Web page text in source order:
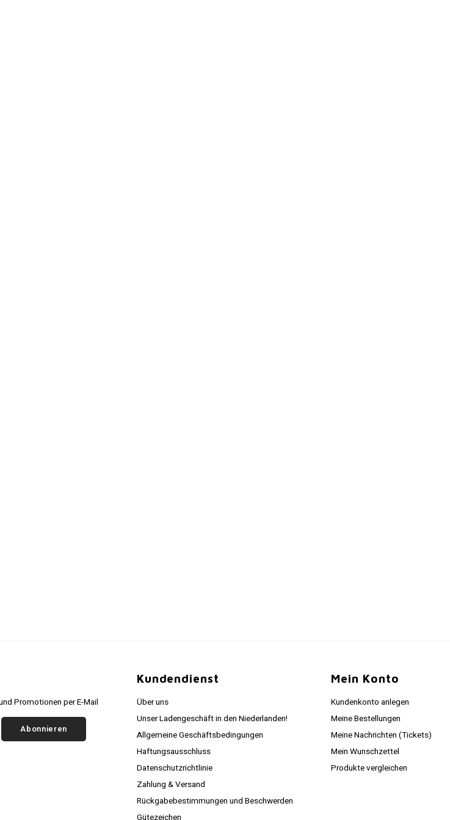
Promotionen per E-Mail
Abonnieren
Kundendienst
Über uns
Unser Ladengeschäft in den Niederlanden!
Allgemeine Geschäftsbedingungen
Haftungsausschluss
Datenschutzrichtlinie
Zahlung & Versand
Rückgabebestimmungen und Beschwerden
Gütezeichen
Mein Konto
Kundenkonto anlegen
Meine Bestellungen
Meine Nachrichten (Tickets)
Mein Wunschzettel
Produkte vergleichen